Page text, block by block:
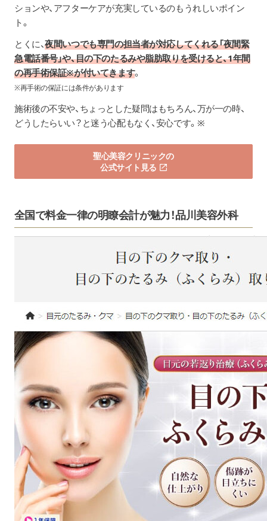
ションや、アフターケアが充実しているのもうれしいポイン
ト。
とくに、夜間いつでも専門の担当者が対応してくれる「夜間緊
急電話番号」や、目の下のたるみや脂肪取りを受けると、1年間
の再手術保証※が付いてきます。
※再手術の保証には条件があります
施術後の不安や、ちょっとした疑問はもちろん、万が一の時、
どうしたらいい？と迷う心配もなく、安心です。※
聖心美容クリニックの
公式サイト見る
全国で料金一律の明瞭会計が魅力！品川美容外科